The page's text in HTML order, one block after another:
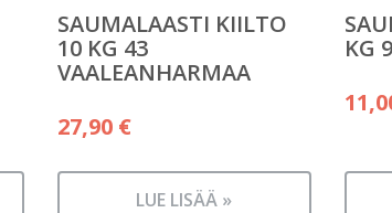
SAUMALAASTI KIILTO
10 KG 43
VAALEANHARMAA
27,90 €
LUE LISÄÄ »
KG